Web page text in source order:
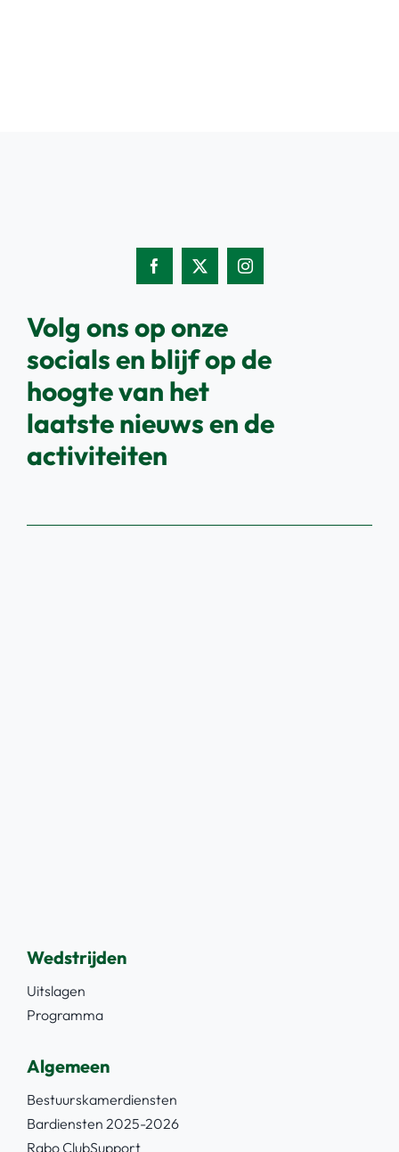
Volg ons op onze
socials en blijf op de
hoogte van het
laatste nieuws en de
activiteiten
Wedstrijden
Uitslagen
Programma
Algemeen
Bestuurskamerdiensten
Bardiensten 2025-2026
Rabo ClubSupport